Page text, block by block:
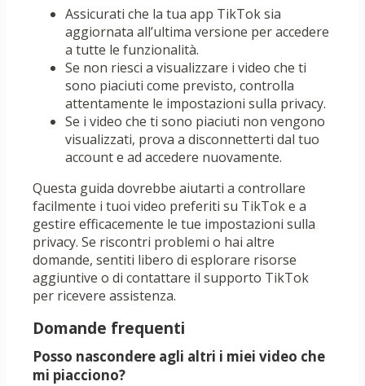
Assicurati che la tua app TikTok sia
aggiornata all’ultima versione per accedere
a tutte le funzionalità.
Se non riesci a visualizzare i video che ti
sono piaciuti come previsto, controlla
attentamente le impostazioni sulla privacy.
Se i video che ti sono piaciuti non vengono
visualizzati, prova a disconnetterti dal tuo
account e ad accedere nuovamente.
Questa guida dovrebbe aiutarti a controllare
facilmente i tuoi video preferiti su TikTok e a
gestire efficacemente le tue impostazioni sulla
privacy. Se riscontri problemi o hai altre
domande, sentiti libero di esplorare risorse
aggiuntive o di contattare il supporto TikTok
per ricevere assistenza.
Domande frequenti
Posso nascondere agli altri i miei video che
mi piacciono?